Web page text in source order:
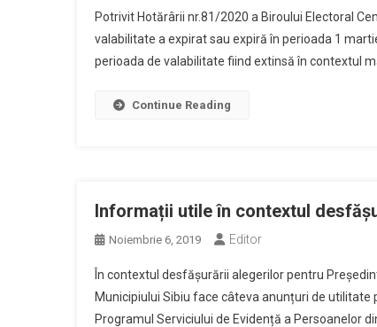
Potrivit Hotărârii nr.81/2020 a Biroului Electoral
valabilitate a expirat sau expiră în perioada 1
perioada de valabilitate fiind extinsă în contextul
Continue Reading
Informații utile în contextul
Noiembrie 6, 2019 Editor
În contextul desfășurării alegerilor pentru
Municipiului Sibiu face câteva anunțuri de
Programul Serviciului de Evidență a Persoanelor